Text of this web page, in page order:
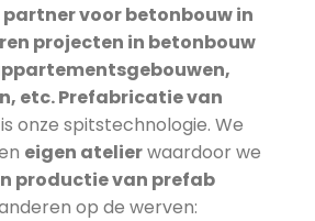
partner voor betonbouw in
projecten in betonbouw
etc. Prefabricatie van
is onze spitstechnologie. We
eigen atelierwaardoor we
productie van prefab
op de werven: